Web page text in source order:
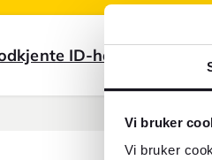
Vi bruker
Vi bruker
ID-handlinger